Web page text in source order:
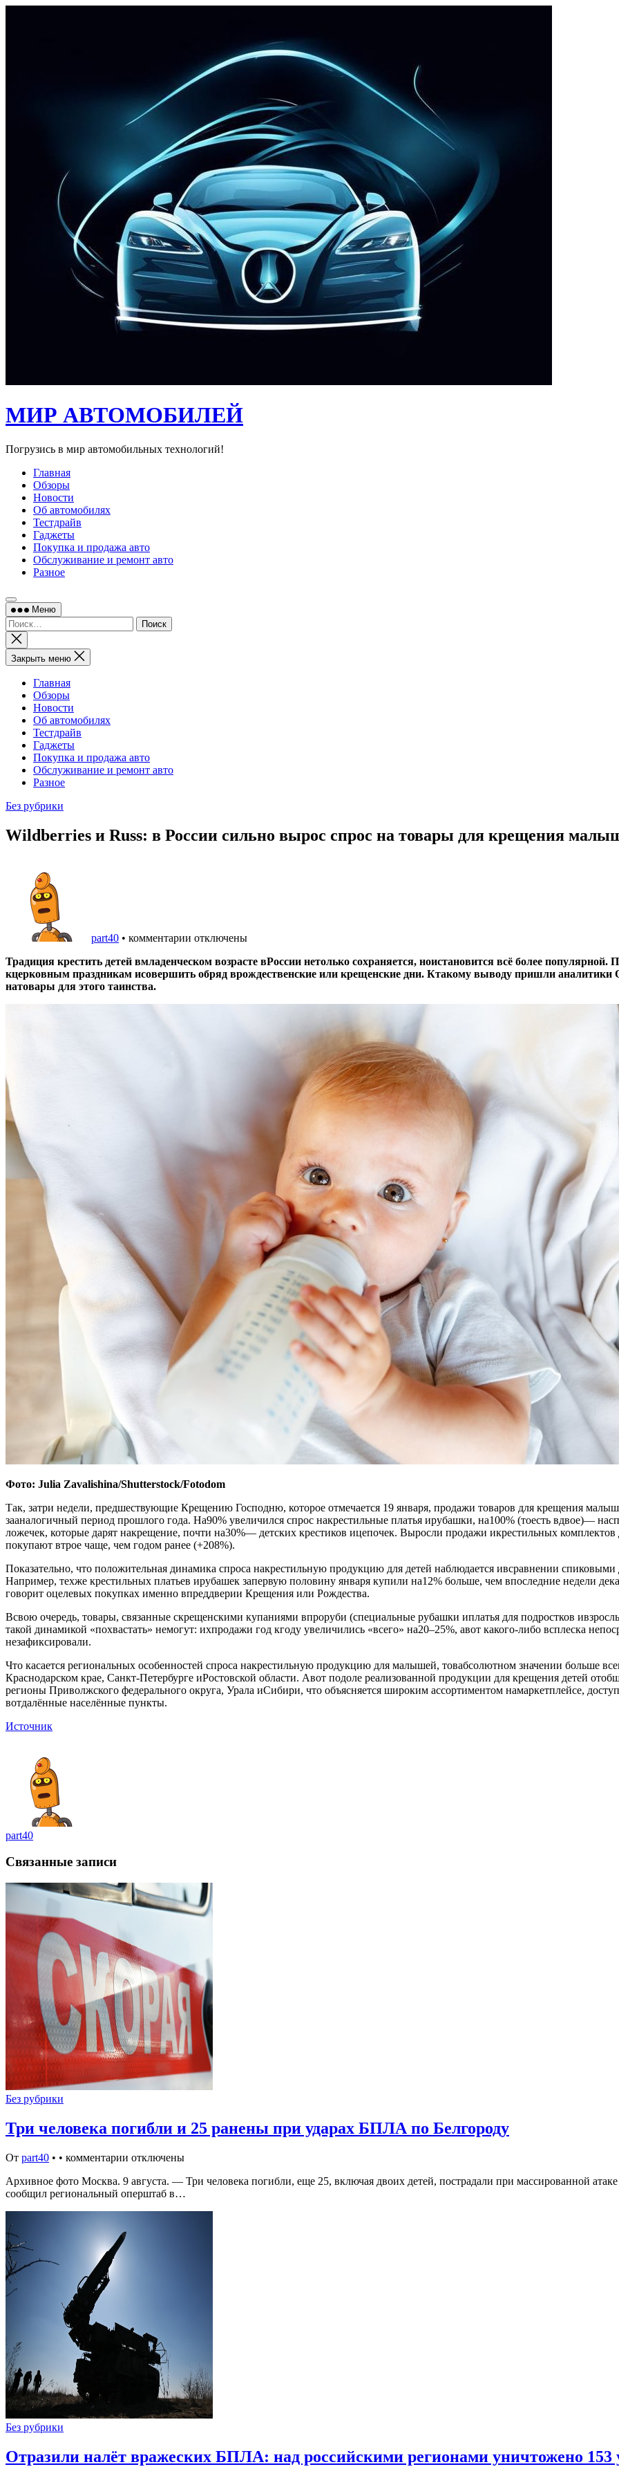
МИР АВТОМОБИЛЕЙ
Погрузись в мир автомобильных технологий!
Главная
Обзоры
Новости
Об автомобилях
Тестдрайв
Гаджеты
Покупка и продажа авто
Обслуживание и ремонт авто
Разное
Меню
Найти:
Закрыть
поиск
Закрыть меню
Главная
Обзоры
Новости
Об автомобилях
Тестдрайв
Гаджеты
Покупка и продажа авто
Обслуживание и ремонт авто
Разное
Без рубрики
Wildberries и Russ: в России сильно вырос спрос на товары для крещения
part40 • комментарии отключены
Традиция крестить детей вмладенческом возрасте вРоссии нетолько сохраняется, ноистановится всё более
кцерковным праздникам исовершить обряд врождественские или крещенские дни. Ктакому выводу пришли аналитики
натовары для этого таинства.
Фото: Julia Zavalishina/Shutterstock/Fotodom
Так, затри недели, предшествующие Крещению Господню, которое отмечается 19 января, продажи товаров для крещения
зааналогичный период прошлого года. На90% увеличился спрос накрестильные платья ирубашки, на100% (тоесть вдвое)—
ложечек, которые дарят накрещение, почти на30%— детских крестиков ицепочек. Выросли продажи икрестильных
покупают втрое чаще, чем годом ранее (+208%).
Показательно, что положительная динамика спроса накрестильную продукцию для детей наблюдается ивсравнении
Например, техже крестильных платьев ирубашек запервую половину января купили на12% больше, чем впоследние недели
говорит оцелевых покупках именно впреддверии Крещения или Рождества.
Всвою очередь, товары, связанные скрещенскими купаниями впроруби (специальные рубашки иплатья для подростков
такой динамикой «похвастать» немогут: ихпродажи год кгоду увеличились «всего» на20–25%, авот какого-либо всплеска
незафиксировали.
Что касается региональных особенностей спроса накрестильную продукцию для малышей, товабсолютном значении больше
Краснодарском крае, Санкт-Петербурге иРостовской области. Авот подоле реализованной продукции для крещения детей
регионы Приволжского федерального округа, Урала иСибири, что объясняется широким ассортиментом намаркетплейсе,
вотдалённые населённые пункты.
Источник
part40
Связанные записи
Без рубрики
Три человека погибли и 25 ранены при ударах БПЛА по Белгороду
От part40 • • комментарии отключены
Архивное фото Москва. 9 августа. — Три человека погибли, еще 25, включая двоих детей, пострадали при массированной
сообщил региональный оперштаб в…
Без рубрики
Отразили налёт вражеских БПЛА: над российскими регионами уничтожено 153